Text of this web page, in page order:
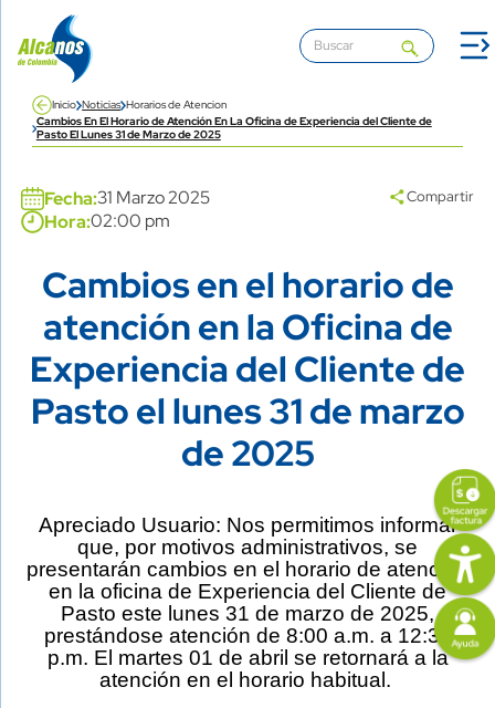
Pasar al contenido principal
Inicio Noticias Horarios de Atencion
Cambios En El Horario de Atención En La Oficina de Experiencia del Cliente de
Pasto El Lunes 31 de Marzo de 2025
Fecha:31 Marzo 2025
Hora:02:00 pm
Compartir
TitleCambios en el horario de
atención en la Oficina de
Experiencia del Cliente de
Pasto el lunes 31 de marzo
de 2025
Content
Descripción
Apreciado Usuario: Nos permitimos informar
que, por motivos administrativos, se
presentarán cambios en el horario de atención
en la oficina de Experiencia del Cliente de
Pasto este lunes 31 de marzo de 2025,
prestándose atención de 8:00 a.m. a 12:30
p.m. El martes 01 de abril se retornará a la
atención en el horario habitual.
icon
Imagen
link
Imagen
Imagen